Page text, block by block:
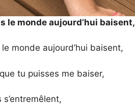
le monde aujourd’hui baisent,
monde aujourd’hui baisent,
tu puisses me baiser,